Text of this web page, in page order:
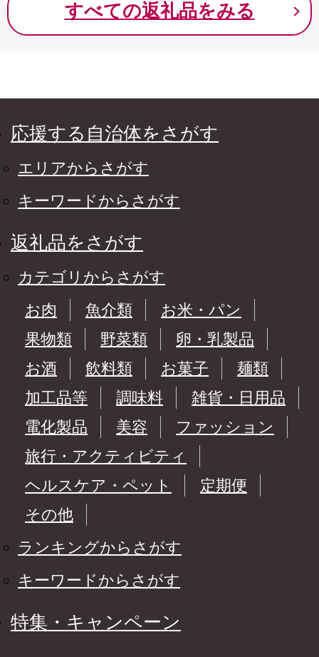
すべての返礼品をみる
応援する自治体をさがす
エリアからさがす
キーワードからさがす
返礼品をさがす
カテゴリからさがす
お肉
魚介類
お米・パン
果物類
野菜類
卵・乳製品
お酒
飲料類 お菓子
麺類
加工品等
調味料
雑貨・日用品
電化製品
美容
ファッション
旅行・アクティビティ
ヘルスケア・ペット
定期便
その他
ランキングからさがす
キーワードからさがす
特集・キャンペーン